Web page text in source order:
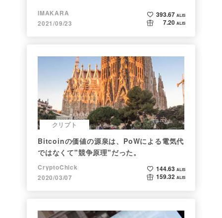
IMAKARA
2021/09/23
393.67 ALIS
7.20 ALIS
クリプト
Bitcoinの価値の源泉は、PoWによる電気代
ではなくて"競争原理"だった。
CryptoChick
2020/03/07
144.63 ALIS
159.32 ALIS